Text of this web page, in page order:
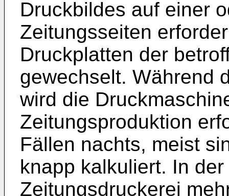
Druckbildes auf einer
Zeitungsseiten
Druckplatten der
gewechselt. Während
wird die
Zeitungsproduktion
Fällen nachts, meist
knapp kalkuliert. In
Zeitungsdruckerei